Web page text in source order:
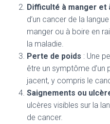
Difficulté à manger et
d’un cancer de la
manger ou à boire en
la maladie.
Perte de poids : Une
être un symptôme
jacent, y compris le
Saignements ou
ulcères visibles sur la
de cancer.